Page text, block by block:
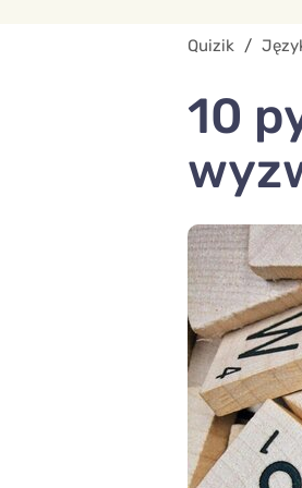
Quizik /
10